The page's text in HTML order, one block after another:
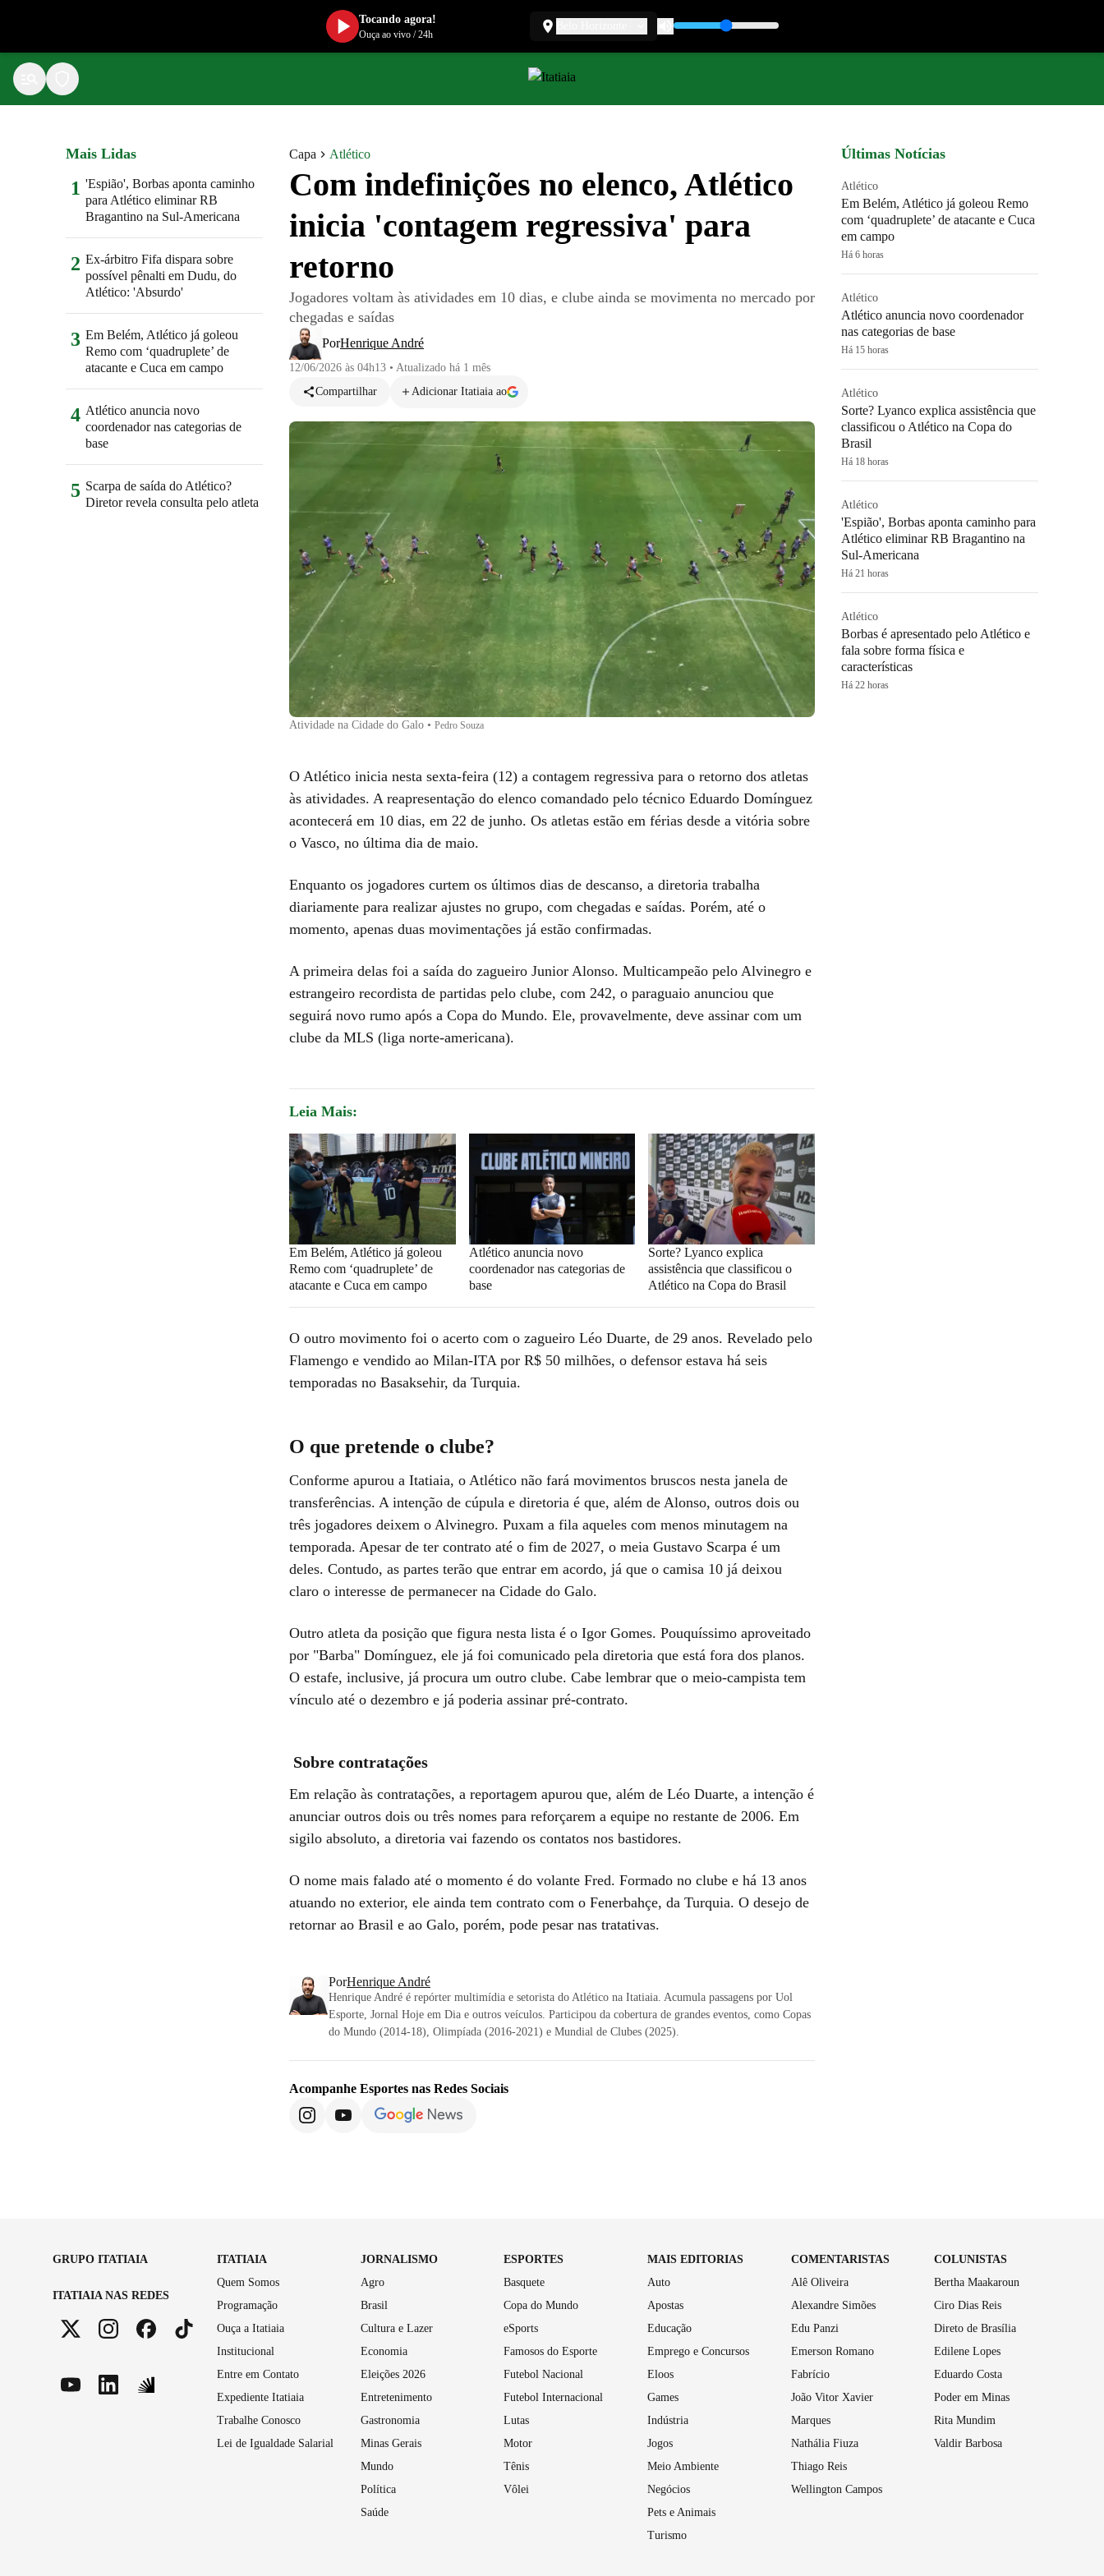
Capa Atlético
Com indefinições no elenco, Atlético
inicia 'contagem regressiva' para
retorno
Jogadores voltam às atividades em 10 dias, e clube ainda se movimenta no mercado por
chegadas e saídas
PorHenrique André
12/06/2026 às 04h13 • Atualizado há 1 mês
Compartilhar
Adicionar Itatiaia ao
Atividade na Cidade do Galo • Pedro Souza
O Atlético inicia nesta sexta-feira (12) a contagem regressiva para o retorno dos atletas
às atividades. A reapresentação do elenco comandado pelo técnico Eduardo Domínguez
acontecerá em 10 dias, em 22 de junho. Os atletas estão em férias desde a vitória sobre
o Vasco, no última dia de maio.
Enquanto os jogadores curtem os últimos dias de descanso, a diretoria trabalha
diariamente para realizar ajustes no grupo, com chegadas e saídas. Porém, até o
momento, apenas duas movimentações já estão confirmadas.
A primeira delas foi a saída do zagueiro Junior Alonso. Multicampeão pelo Alvinegro e
estrangeiro recordista de partidas pelo clube, com 242, o paraguaio anunciou que
seguirá novo rumo após a Copa do Mundo. Ele, provavelmente, deve assinar com um
clube da MLS (liga norte-americana).
Leia Mais:
Em Belém, Atlético já goleou
Remo com ‘quadruplete’ de
atacante e Cuca em campo
Atlético anuncia novo
coordenador nas categorias de
base
Sorte? Lyanco explica
assistência que classificou o
Atlético na Copa do Brasil
O outro movimento foi o acerto com o zagueiro Léo Duarte, de 29 anos. Revelado pelo
Flamengo e vendido ao Milan-ITA por R$ 50 milhões, o defensor estava há seis
temporadas no Basaksehir, da Turquia.
O que pretende o clube?
Conforme apurou a Itatiaia, o Atlético não fará movimentos bruscos nesta janela de
transferências. A intenção de cúpula e diretoria é que, além de Alonso, outros dois ou
três jogadores deixem o Alvinegro. Puxam a fila aqueles com menos minutagem na
temporada. Apesar de ter contrato até o fim de 2027, o meia Gustavo Scarpa é um
deles. Contudo, as partes terão que entrar em acordo, já que o camisa 10 já deixou
claro o interesse de permanecer na Cidade do Galo.
Outro atleta da posição que figura nesta lista é o Igor Gomes. Pouquíssimo aproveitado
por "Barba" Domínguez, ele já foi comunicado pela diretoria que está fora dos planos.
O estafe, inclusive, já procura um outro clube. Cabe lembrar que o meio-campista tem
vínculo até o dezembro e já poderia assinar pré-contrato.
Sobre contratações
Em relação às contratações, a reportagem apurou que, além de Léo Duarte, a intenção é
anunciar outros dois ou três nomes para reforçarem a equipe no restante de 2006. Em
sigilo absoluto, a diretoria vai fazendo os contatos nos bastidores.
O nome mais falado até o momento é do volante Fred. Formado no clube e há 13 anos
atuando no exterior, ele ainda tem contrato com o Fenerbahçe, da Turquia. O desejo de
retornar ao Brasil e ao Galo, porém, pode pesar nas tratativas.
PorHenrique André
Henrique André é repórter multimídia e setorista do Atlético na Itatiaia. Acumula passagens por Uol
Esporte, Jornal Hoje em Dia e outros veículos. Participou da cobertura de grandes eventos, como Copas
do Mundo (2014-18), Olimpíada (2016-2021) e Mundial de Clubes (2025).
Acompanhe Esportes nas Redes Sociais
Mais Lidas
1 'Espião', Borbas aponta caminho
para Atlético eliminar RB
Bragantino na Sul-Americana
2 Ex-árbitro Fifa dispara sobre
possível pênalti em Dudu, do
Atlético: 'Absurdo'
3 Em Belém, Atlético já goleou
Remo com ‘quadruplete’ de
atacante e Cuca em campo
4 Atlético anuncia novo
coordenador nas categorias de
base
5 Scarpa de saída do Atlético?
Diretor revela consulta pelo atleta
Últimas Notícias
Atlético
Em Belém, Atlético já goleou Remo
com ‘quadruplete’ de atacante e Cuca
em campo
Há 6 horas
Atlético
Atlético anuncia novo coordenador
nas categorias de base
Há 15 horas
Atlético
Sorte? Lyanco explica assistência que
classificou o Atlético na Copa do
Brasil
Há 18 horas
Atlético
'Espião', Borbas aponta caminho para
Atlético eliminar RB Bragantino na
Sul-Americana
Há 21 horas
Atlético
Borbas é apresentado pelo Atlético e
fala sobre forma física e
características
Há 22 horas
GRUPO ITATIAIA
ITATIAIA NAS REDES
ITATIAIA
Quem Somos
Programação
Ouça a Itatiaia
Institucional
Entre em Contato
Expediente Itatiaia
Trabalhe Conosco
Lei de Igualdade Salarial
JORNALISMO
Agro
Brasil
Cultura e Lazer
Economia
Eleições 2026
Entretenimento
Gastronomia
Minas Gerais
Mundo
Política
Saúde
ESPORTES
Basquete
Copa do Mundo
eSports
Famosos do Esporte
Futebol Nacional
Futebol Internacional
Lutas
Motor
Tênis
Vôlei
MAIS EDITORIAS
Auto
Apostas
Educação
Emprego e Concursos
Eloos
Games
Indústria
Jogos
Meio Ambiente
Negócios
Pets e Animais
Turismo
COMENTARISTAS
Alê Oliveira
Alexandre Simões
Edu Panzi
Emerson Romano
Fabrício
João Vitor Xavier
Marques
Nathália Fiuza
Thiago Reis
Wellington Campos
COLUNISTAS
Bertha Maakaroun
Ciro Dias Reis
Direto de Brasília
Edilene Lopes
Eduardo Costa
Poder em Minas
Rita Mundim
Valdir Barbosa
Tocando agora!
Ouça ao vivo/24h